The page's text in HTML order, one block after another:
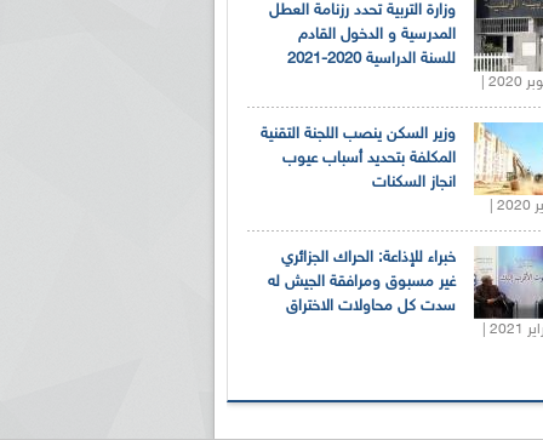
وزارة التربية تحدد رزنامة العطل
المدرسية و الدخول القادم
للسنة الدراسية 2020-2021
وزير السكن ينصب اللجنة التقنية
المكلفة بتحديد أسباب عيوب
انجاز السكنات
خبراء للإذاعة: الحراك الجزائري
غير مسبوق ومرافقة الجيش له
سدت كل محاولات الاختراق